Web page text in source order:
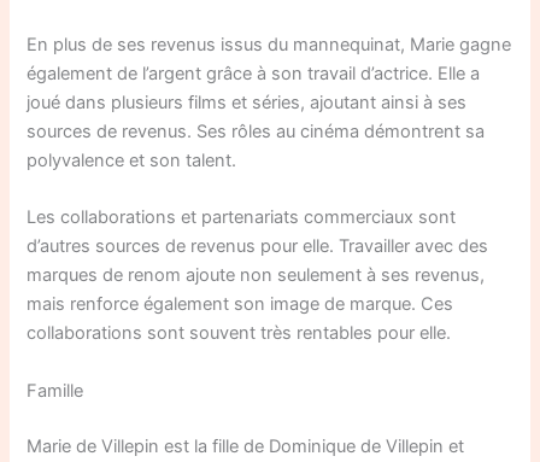
En plus de ses revenus issus du mannequinat, Marie gagne
également de l’argent grâce à son travail d’actrice. Elle a
joué dans plusieurs films et séries, ajoutant ainsi à ses
sources de revenus. Ses rôles au cinéma démontrent sa
polyvalence et son talent.
Les collaborations et partenariats commerciaux sont
d’autres sources de revenus pour elle. Travailler avec des
marques de renom ajoute non seulement à ses revenus,
mais renforce également son image de marque. Ces
collaborations sont souvent très rentables pour elle.
Famille
Marie de Villepin est la fille de Dominique de Villepin et